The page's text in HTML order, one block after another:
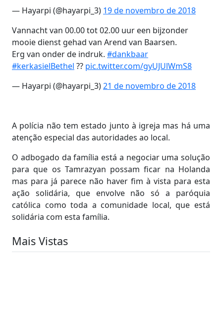
— Hayarpi (@hayarpi_3) 19 de novembro de 2018
Vannacht van 00.00 tot 02.00 uur een bijzonder
mooie dienst gehad van Arend van Baarsen.
Erg van onder de indruk. #dankbaar
#kerkasielBethel ?? pic.twitter.com/gyUJUlWmS8
— Hayarpi (@hayarpi_3)21 de novembro de 2018
A polícia não tem estado junto à igreja mas há uma
atenção especial das autoridades ao local.
O adbogado da família está a negociar uma solução
para que os Tamrazyan possam ficar na Holanda
mas para já parece não haver fim à vista para esta
ação solidária, que envolve não só a paróquia
católica como toda a comunidade local, que está
solidária com esta família.
Mais Vistas